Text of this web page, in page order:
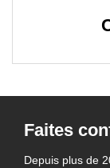
Faites
Depuis plus de